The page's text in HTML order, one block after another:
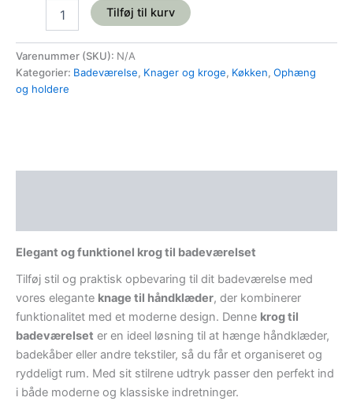
Tilføj til kurv
Varenummer (SKU): N/A
Kategorier: Badeværelse, Knager og kroge, Køkken, Ophæng
og holdere
Elegant og funktionel krog til badeværelset
Tilføj stil og praktisk opbevaring til dit badeværelse med
vores elegante knage til håndklæder, der kombinerer
funktionalitet med et moderne design. Denne krog til
badeværelset er en ideel løsning til at hænge håndklæder,
badekåber eller andre tekstiler, så du får et organiseret og
ryddeligt rum. Med sit stilrene udtryk passer den perfekt ind
i både moderne og klassiske indretninger.